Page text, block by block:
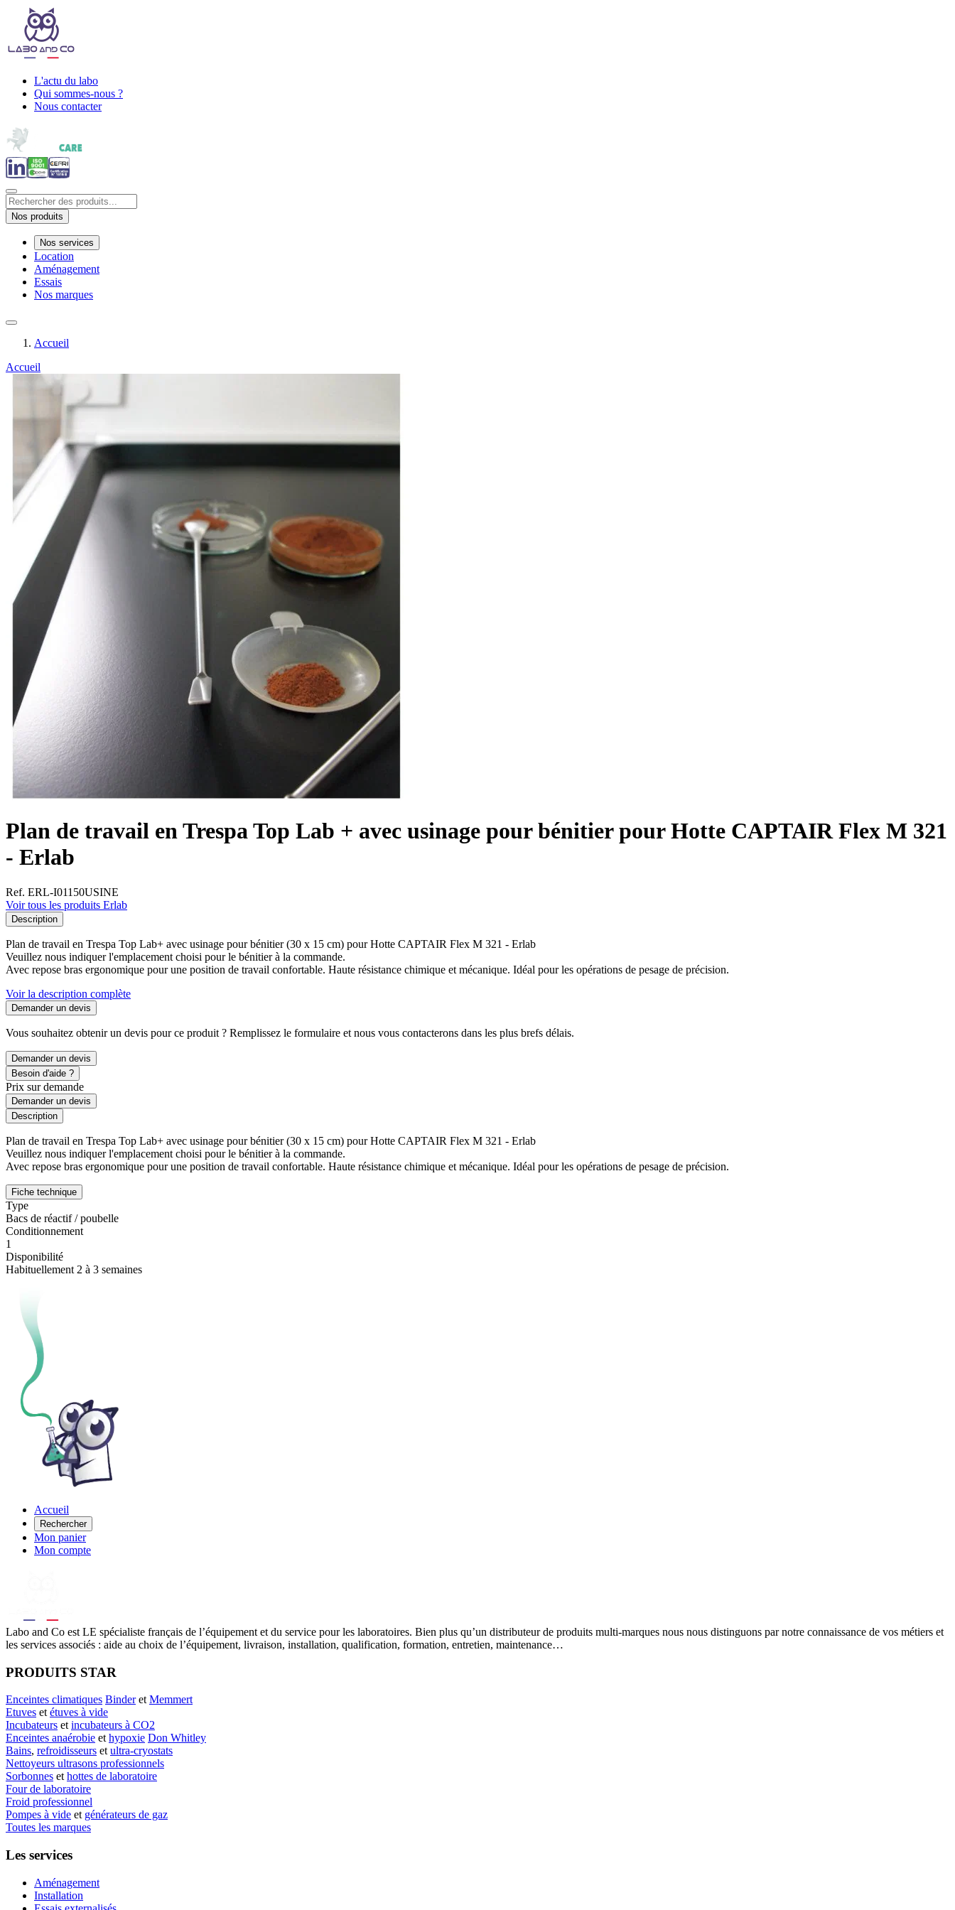
L'actu du labo
Qui sommes-nous ?
Nous contacter
Nos produits
Nos services
Location
Aménagement
Essais
Nos marques
Accueil
Accueil
Plan de travail en Trespa Top Lab + avec usinage pour bénitier pour Hotte CAPTAIR Flex M 321
- Erlab
Ref. ERL-I01150USINE
Voir tous les produits Erlab
Description
Plan de travail en Trespa Top Lab+ avec usinage pour bénitier (30 x 15 cm) pour Hotte CAPTAIR Flex M 321 - Erlab
Veuillez nous indiquer l'emplacement choisi pour le bénitier à la commande.
Avec repose bras ergonomique pour une position de travail confortable. Haute résistance chimique et mécanique. Idéal pour les opérations de pesage de précision.
Voir la description complète
Demander un devis
Vous souhaitez obtenir un devis pour ce produit ? Remplissez le formulaire et nous vous contacterons dans les plus brefs délais.
Demander un devis
Besoin d'aide ?
Prix sur demande
Demander un devis
Description
Plan de travail en Trespa Top Lab+ avec usinage pour bénitier (30 x 15 cm) pour Hotte CAPTAIR Flex M 321 - Erlab
Veuillez nous indiquer l'emplacement choisi pour le bénitier à la commande.
Avec repose bras ergonomique pour une position de travail confortable. Haute résistance chimique et mécanique. Idéal pour les opérations de pesage de précision.
Fiche technique
Type
Bacs de réactif / poubelle
Conditionnement
1
Disponibilité
Habituellement 2 à 3 semaines
Accueil
Rechercher
Mon panier
Mon compte
Labo and Co est LE spécialiste français de l’équipement et du service pour les laboratoires. Bien plus qu’un distributeur de produits multi-marques nous nous distinguons par notre connaissance de vos métiers et
les services associés : aide au choix de l’équipement, livraison, installation, qualification, formation, entretien, maintenance…
PRODUITS STAR
Enceintes climatiques Binderet Memmert
Etuves et étuves à vide
Incubateurs et incubateurs à CO2
Enceintes anaérobie et hypoxie Don Whitley
Bains, refroidisseurs et ultra-cryostats
Nettoyeurs ultrasons professionnels
Sorbonnes et hottes de laboratoire
Four de laboratoire
Froid professionnel
Pompes à vide et générateurs de gaz
Toutes les marques
Les services
Aménagement
Installation